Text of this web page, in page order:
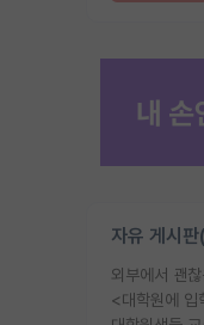
자유 게시
외부에서 괜
<대학원에 입